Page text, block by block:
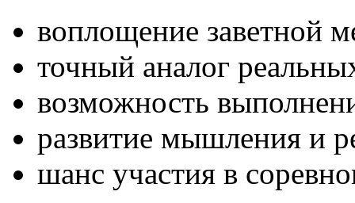
воплощение заветной
точный аналог
возможность
развитие мышления и
шанс участия в